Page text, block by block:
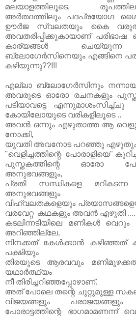
മലയാളത്തിലൂടെ,
അര്‍ത്ഥത്തിലും പദപ്രയോഗ
ഊര്‍ജ സ്വലതയും കൈ
അവതരിപ്പിക്കുകായാണ്
കാര്യങ്ങള്‍ ചെയ്യുന്ന
ബ്ലോഗേര്‍സിനെയും എങ്ങിനെ
കഴിയുന്നു??!!!
എല്ലാ ബ്ലോഗേര്‍സിനും
അവരുടെ ഓരോ രചനകളും
പടിയാവട്ടെ
കോയിലോയുടെ വരികളിലൂടെ ..
അവന്‍ ഒന്നും എഴുതാത്ത ആ
നോക്കി,
യുവതി അവനോട പറഞ്ഞു
"വെളിച്ചത്തിന്റെ പോരാളിയെ"
പുസ്തകത്തിന്റെ ഓരോ
അനുഭവങ്ങളും,
പ്രതി സന്ധികളെ
അനുഭവങ്ങളും
വിഹ്വലതകളെയും
വരവേറ്റ കഥകളും അവന്‍ എഴുതി
കടലിന്നടിയിലെ മണികള്‍
അറിഞ്ഞില്ലേ,
നിനക്കത് കേള്‍ക്കാന്‍ കഴിഞ്ഞത്
പക്ഷിയും
തിരയുടെ ആരവവും
യഥാര്‍ത്ഥ്യം
നീ തിരിച്ചറിഞ്ഞപ്പോഴാണ്.
അത് പോലെ തന്റെ ചുറ്റുമുള്ള
വിജയങ്ങളും
പോരാട്ടത്തിന്റെ ഭാഗമാമണന്ന്